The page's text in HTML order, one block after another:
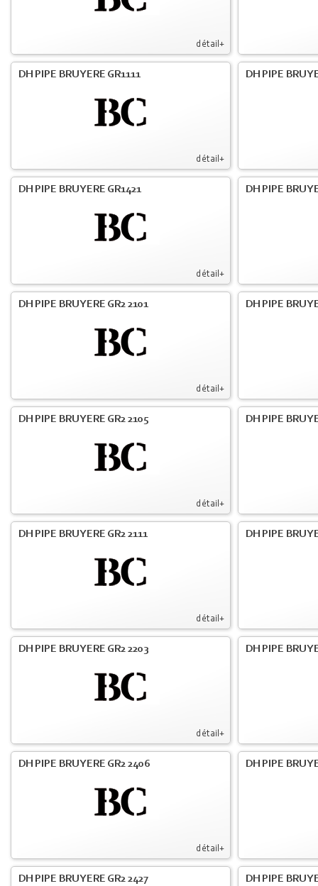
détail+
détail+
DH PIPE BRUYERE GR1111 DH PIPE
détail+
DH PIPE BRUYERE GR1421 DH PIPE
détail+
DH PIPE BRUYERE GR2 2101 DH PIPE
détail+
DH PIPE BRUYERE GR2 2105 DH PIPE
détail+
DH PIPE BRUYERE GR2 2111 DH PIPE
détail+
DH PIPE BRUYERE GR2 2203 DH PIPE
détail+
DH PIPE BRUYERE GR2 2406 DH PIPE
DH PIPE BRUYERE GR2 2427 DH PIPE